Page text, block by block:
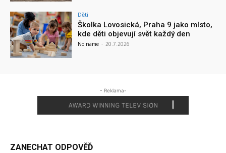
Děti
Školka Lovosická, Praha 9 jako místo,
kde děti objevují svět každý den
No name - 20.7.2026
- Reklama-
ZANECHAT ODPOVĚĎ